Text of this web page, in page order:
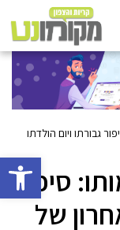
פתח
גבורתו ויום הולדתו
סיפור
של